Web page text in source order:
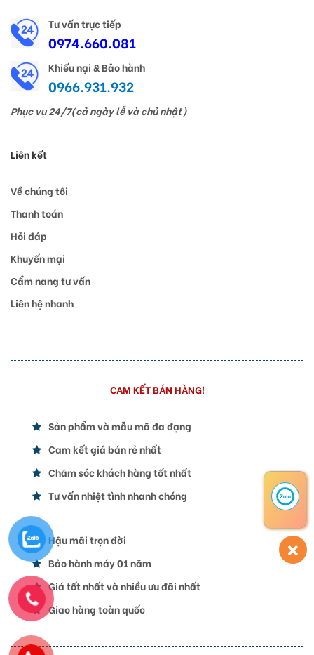
Tư vấn trực tiếp
0974.660.081
Khiếu nại & Bảo hành
0966.931.932
Phục vụ 24/7(cả ngày lễ và chủ nhật)
Liên kết
Về chúng tôi
Thanh toán
Hỏi đáp
Khuyến mại
Cẩm nang tư vấn
Liên hệ nhanh
CAM KẾT BÁN HÀNG!
Sản phẩm và mẫu mã đa đạng
Cam kết giá bán rẻ nhất
Chăm sóc khách hàng tốt nhất
Tư vấn nhiệt tình nhanh chóng
Hậu mãi trọn đời
Bảo hành máy 01 năm
Giá tốt nhất và nhiều ưu đãi nhất
Giao hàng toàn quốc